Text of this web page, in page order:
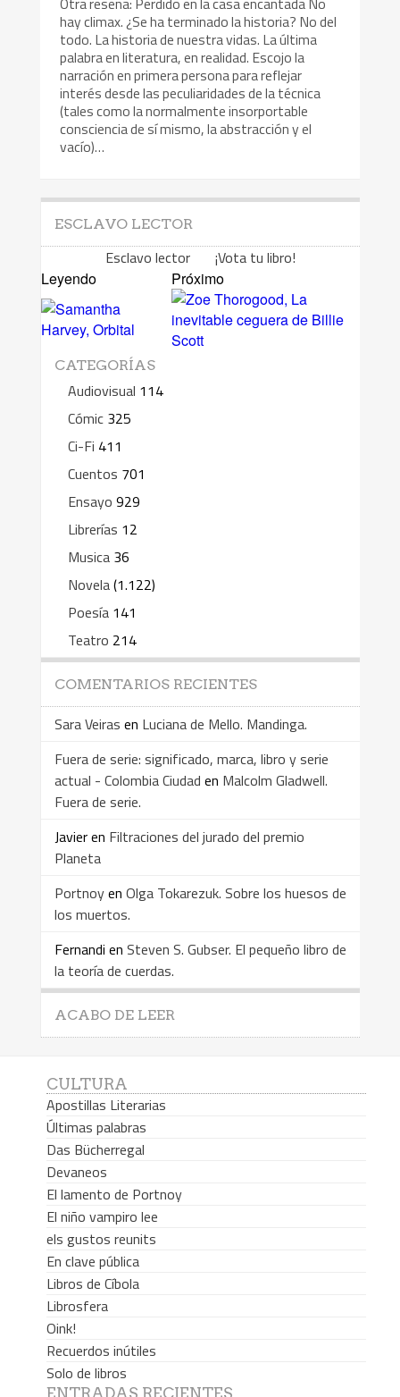
hay climax. ¿Se ha terminado la historia? No del
todo. La historia de nuestra vidas. La última
palabra en literatura, en realidad. Escojo la
narración en primera persona para reflejar
interés desde las peculiaridades de la técnica
(tales como la normalmente insorportable
consciencia de sí mismo, la abstracción y el
vacío)…
ESCLAVO LECTOR
Esclavo lector ¡Vota tu libro!
Leyendo Próximo
CATEGORÍAS
Audiovisual 114
Cómic 325
Ci-Fi 411
Cuentos 701
Ensayo 929
Librerías 12
Musica 36
Novela(1.122)
Poesía 141
Teatro 214
COMENTARIOS RECIENTES
Sara Veiras en Luciana de Mello. Mandinga.
Fuera de serie: significado, marca, libro y serie
actual - Colombia Ciudad en Malcolm Gladwell.
Fuera de serie.
Javieren Filtraciones del jurado del premio
Planeta
Portnoyen Olga Tokarezuk. Sobre los huesos de
los muertos.
Fernandi en Steven S. Gubser. El pequeño libro de
la teoría de cuerdas.
ACABO DE LEER
CULTURA
Apostillas Literarias
Últimas palabras
Das Bücherregal
Devaneos
El lamento de Portnoy
El niño vampiro lee
els gustos reunits
En clave pública
Libros de Cíbola
Librosfera
Oink!
Recuerdos inútiles
Solo de libros
ENTRADAS RECIENTES